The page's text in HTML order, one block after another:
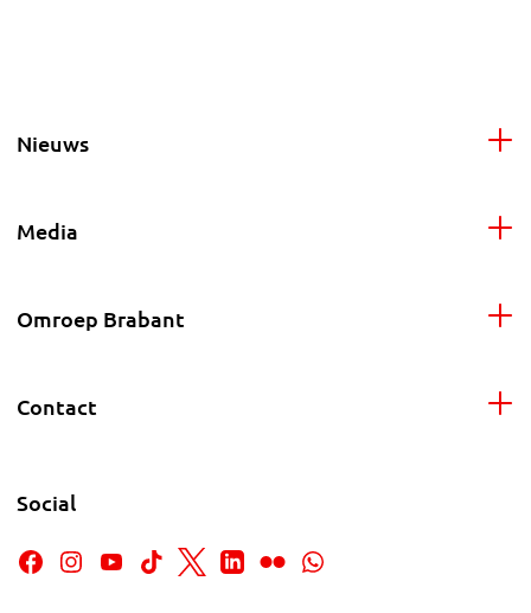
Nieuws
Media
Omroep Brabant
Contact
Social